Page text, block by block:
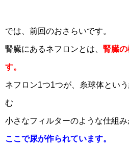
では、前回のおさらいです。
腎臓にあるネフロンとは、 腎臓
す。
ネフロン1つ1つが、糸球体とい
む
小さなフィルターのような仕組み
ここで尿が作られています。